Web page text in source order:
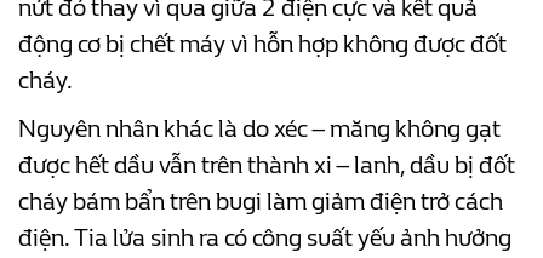
nứt đó thay vì qua giữa 2 điện cực và kết quả
động cơ bị chết máy vì hỗn hợp không được đốt
cháy.
Nguyên nhân khác là do xéc – măng không gạt
được hết dầu vẫn trên thành xi – lanh, dầu bị đốt
cháy bám bẩn trên bugi làm giảm điện trở cách
điện. Tia lửa sinh ra có công suất yếu ảnh hưởng